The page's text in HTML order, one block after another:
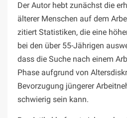
Der Autor hebt zunächst die
älterer Menschen auf dem
zitiert Statistiken, die eine
bei den über 55-Jährigen
dass die Suche nach einem
Phase aufgrund von
Bevorzugung jüngerer
schwierig sein kann.